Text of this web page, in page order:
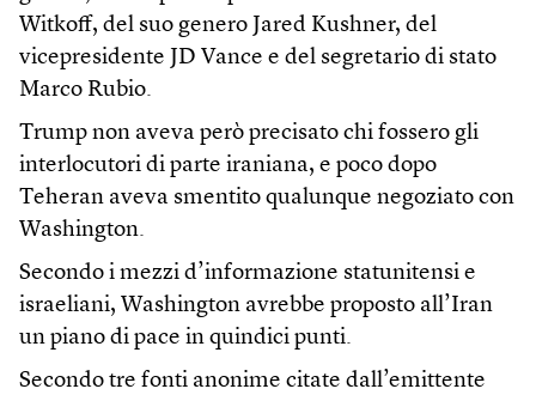
Witkoff, del suo genero Jared Kushner, del
vicepresidente JD Vance e del segretario di stato
Marco Rubio.
Trump non aveva però precisato chi fossero gli
interlocutori di parte iraniana, e poco dopo
Teheran aveva smentito qualunque negoziato con
Washington.
Secondo i mezzi d’informazione statunitensi e
israeliani, Washington avrebbe proposto all’Iran
un piano di pace in quindici punti.
Secondo tre fonti anonime citate dall’emittente